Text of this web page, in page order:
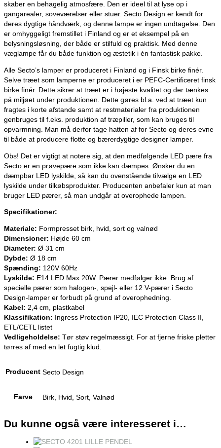
skaber en behagelig atmosfære. Den er ideel til at lyse op i
gangarealer, soveværelser eller stuer. Secto Design er kendt for
deres dygtige håndværk, og denne lampe er ingen undtagelse. Den
er omhyggeligt fremstillet i Finland og er et eksempel på en
belysningsløsning, der både er stilfuld og praktisk. Med denne
væglampe får du både funktion og æstetik i én fantastisk pakke.
Alle Secto’s lamper er produceret i Finland og i Finsk birke finér.
Selve træet som lamperne er produceret i er PEFC-Certificeret finsk
birke finér. Dette sikrer at træet er i højeste kvalitet og der tænkes
på miljøet under produktionen. Dette gøres bl.a. ved at træet kun
fragtes i korte afstande samt at restmaterialer fra produktionen
genbruges til f.eks. produktion af træpiller, som kan bruges til
opvarmning. Man må derfor tage hatten af for Secto og deres evne
til både at producere flotte og bærerdygtige designer lamper.
Obs! Det er vigtigt at notere sig, at den medfølgende LED pære fra
Secto er en prøvepære som ikke kan dæmpes. Ønsker du en
dæmpbar LED lyskilde, så kan du ovenstående tilvælge en LED
lyskilde under tilkøbsprodukter. Producenten anbefaler kun at man
bruger LED pærer, så man undgår at overophede lampen.
Specifikationer:
Materiale: Formpresset birk, hvid, sort og valnød
Dimensioner: Højde 60 cm
Diameter: Ø 31 cm
Dybde: Ø 18 cm
Spænding: 120V 60Hz
Lyskilde: E14 LED Max 20W. Pærer medfølger ikke. Brug af
specielle pærer som halogen-, spejl- eller 12 V-pærer i Secto
Design-lamper er forbudt på grund af overophedning.
Kabel: 2,4 cm, plastkabel
Klassifikation: Ingress Protection IP20, IEC Protection Class II,
ETL/CETL listet
Vedligeholdelse: Tør støv regelmæssigt. For at fjerne friske pletter
tørres af med en let fugtig klud.
Producent Secto Design
Farve Birk, Hvid, Sort, Valnød
Du kunne også være interesseret i…